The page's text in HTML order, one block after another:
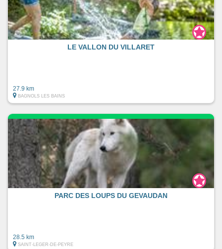
LE VALLON DU VILLARET
27.9 km
BAGNOLS LES BAINS
PARC DES LOUPS DU GEVAUDAN
28.5 km
SAINT-LEGER-DE-PEYRE